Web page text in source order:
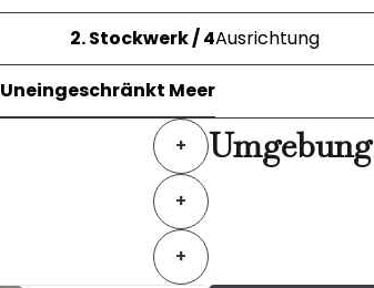
2. Stockwerk / 4Ausrichtung
Uneingeschränkt Meer
+ Umgebung
+
+